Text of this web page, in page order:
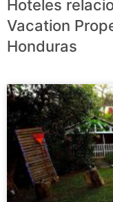
Hoteles
Vacation
Honduras